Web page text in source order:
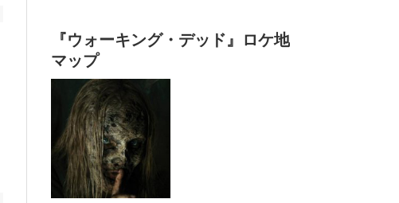
『ウォーキング・デッド』ロケ地
マップ